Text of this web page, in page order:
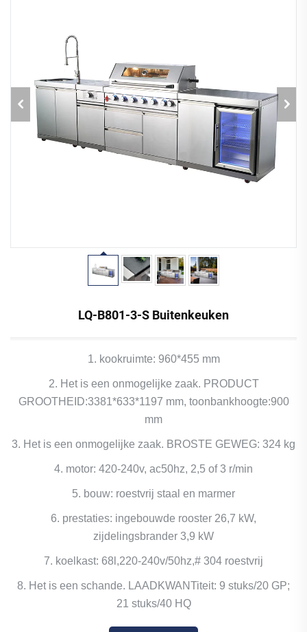
LQ-B801-3-S Buitenkeuken
1. kookruimte: 960*455 mm
2. Het is een onmogelijke zaak. PRODUCT
GROOTHEID:3381*633*1197 mm, toonbankhoogte:900
mm
3. Het is een onmogelijke zaak. BROSTE GEWEG: 324 kg
4. motor: 420-240v, ac50hz, 2,5 of 3 r/min
5. bouw: roestvrij staal en marmer
6. prestaties: ingebouwde rooster 26,7 kW,
zijdelingsbrander 3,9 kW
7. koelkast: 68l,220-240v/50hz,# 304 roestvrij
8. Het is een schande. LAADKWANTiteit: 9 stuks/20 GP;
21 stuks/40 HQ